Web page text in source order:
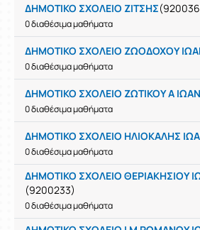
ΔΗΜΟΤΙΚΟ ΣΧΟΛΕΙΟ ΖΙΤΣΗΣ
0 διαθέσιμα μαθήματα
ΔΗΜΟΤΙΚΟ ΣΧΟΛΕΙΟ ΖΩΟΔΟΧΟΥ
0 διαθέσιμα μαθήματα
ΔΗΜΟΤΙΚΟ ΣΧΟΛΕΙΟ ΖΩΤΙΚΟΥ Α
0 διαθέσιμα μαθήματα
ΔΗΜΟΤΙΚΟ ΣΧΟΛΕΙΟ ΗΛΙΟΚΑΛΗΣ
0 διαθέσιμα μαθήματα
ΔΗΜΟΤΙΚΟ ΣΧΟΛΕΙΟ ΘΕΡΙΑΚΗΣΙΟΥ
(9200233)
0 διαθέσιμα μαθήματα